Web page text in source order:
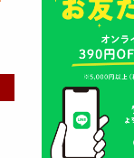
（2026年05
山形酒蔵の